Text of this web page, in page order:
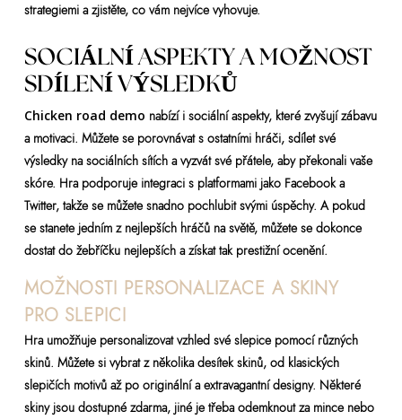
strategiemi a zjistěte, co vám nejvíce vyhovuje.
SOCIÁLNÍ ASPEKTY A MOŽNOST
SDÍLENÍ VÝSLEDKŮ
Chicken road demo nabízí i sociální aspekty, které zvyšují zábavu
a motivaci. Můžete se porovnávat s ostatními hráči, sdílet své
výsledky na sociálních sítích a vyzvát své přátele, aby překonali vaše
skóre. Hra podporuje integraci s platformami jako Facebook a
Twitter, takže se můžete snadno pochlubit svými úspěchy. A pokud
se stanete jedním z nejlepších hráčů na světě, můžete se dokonce
dostat do žebříčku nejlepších a získat tak prestižní ocenění.
MOŽNOSTI PERSONALIZACE A SKINY
PRO SLEPICI
Hra umožňuje personalizovat vzhled své slepice pomocí různých
skinů. Můžete si vybrat z několika desítek skinů, od klasických
slepičích motivů až po originální a extravagantní designy. Některé
skiny jsou dostupné zdarma, jiné je třeba odemknout za mince nebo